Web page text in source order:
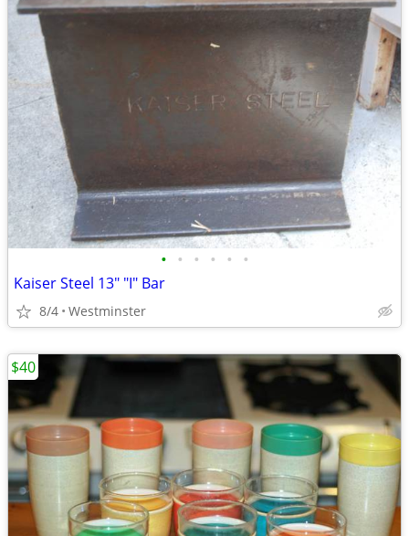
• • • • • •
Kaiser Steel 13" "I" Bar
8/4 Westminster
$40